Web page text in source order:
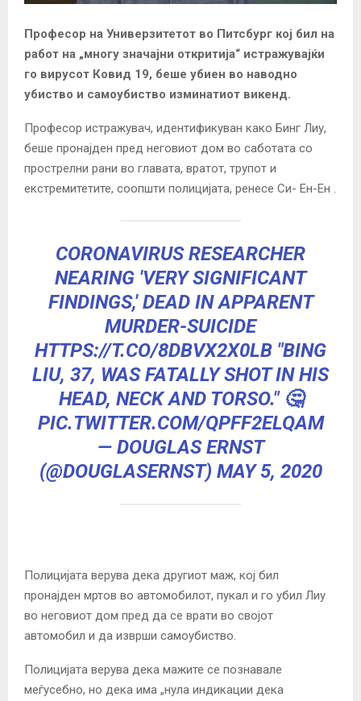
Професор на Универзитетот во Питсбург кој бил на
работ на „многу значајни откритија“ истражувајќи
го вирусот Ковид 19, беше убиен во наводно
убиство и самоубиство изминатиот викенд.
Професор истражувач, идентификуван како Бинг Лиу,
беше пронајден пред неговиот дом во саботата со
прострелни рани во главата, вратот, трупот и
екстремитетите, соопшти полицијата, ренесе Си- Ен-Ен .
CORONAVIRUS RESEARCHER
NEARING 'VERY SIGNIFICANT
FINDINGS,' DEAD IN APPARENT
MURDER-SUICIDE
HTTPS://T.CO/8DBVX2X0LB "BING
LIU, 37, WAS FATALLY SHOT IN HIS
HEAD, NECK AND TORSO." 🤔
PIC.TWITTER.COM/QPFF2ELQAM
— DOUGLAS ERNST
(@DOUGLASERNST) MAY 5, 2020
Полицијата верува дека другиот маж, кој бил
пронајден мртов во автомобилот, пукал и го убил Лиу
во неговиот дом пред да се врати во својот
автомобил и да изврши самоубиство.
Полицијата верува дека мажите се познавале
меѓусебно, но дека има „нула индикации дека